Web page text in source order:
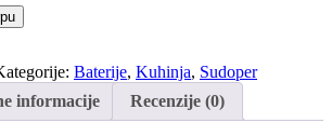
Baterije, Kuhinja, Sudoper
informacije Recenzije (0)